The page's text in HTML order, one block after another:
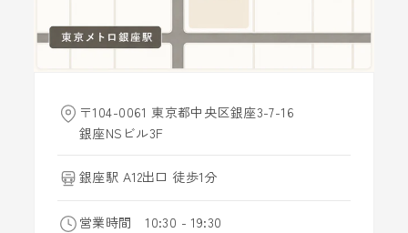
〒104-0061 東京都中央区銀座3-7-16
銀座NSビル3F
銀座駅 A12出口 徒歩1分
営業時間 10:30 - 19:30